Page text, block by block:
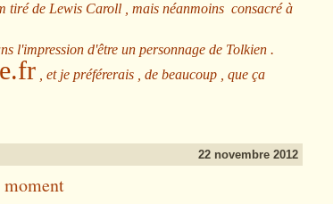
tiré de Lewis Caroll , mais néanmoins consacré à
l'impression d'être un personnage de Tolkien .
, et je préférerais , de beaucoup , que ça
22 novembre 2012